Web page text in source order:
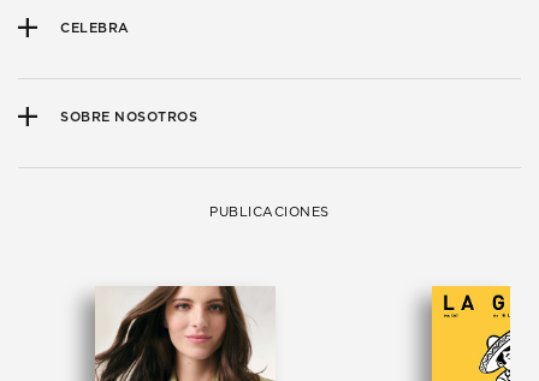
CELEBRA
SOBRE NOSOTROS
PUBLICACIONES